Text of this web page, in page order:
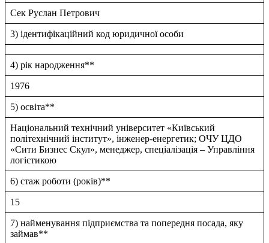
Сек Руслан Петрович
3) ідентифікаційний код юридичної особи
4) рік народження**
1976
5) освіта**
Нацiональний технiчний унiверситет «Київський
полiтехнiчний iнститут», iнженер-енергетик; ОЧУ ЦДО
«Сити Бизнес Скул», менеджер, спецiалiзацiя – Управлiння
логiстикою
6) стаж роботи (років)**
15
7) найменування підприємства та попередня посада, яку
займав**